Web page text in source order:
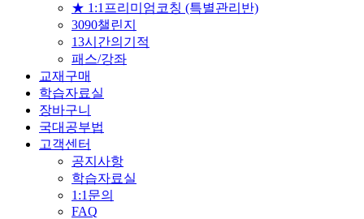
★ 1:1프리미엄코칭 (특별관리반)
3090챌린지
13시간의기적
패스/강좌
교재구매
학습자료실
장바구니
국대공부법
고객센터
공지사항
학습자료실
1:1문의
FAQ